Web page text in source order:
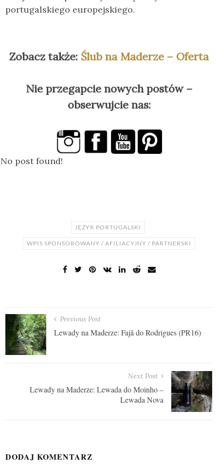
portugalskiego europejskiego.
Zobacz także: Ślub na Maderze – Oferta
Nie przegapcie nowych postów –
obserwujcie nas:
No post found!
JĘZYK PORTUGALSKI
WPIS SPONSOROWANY / AFILIACYJNY / PARTNERSKI
Nawigacja
wpisu
Previous Post
Lewady na Maderze: Fajã do Rodrigues (PR16)
Next Post
Lewady na Maderze: Lewada do Moinho –
Lewada Nova
DODAJ KOMENTARZ